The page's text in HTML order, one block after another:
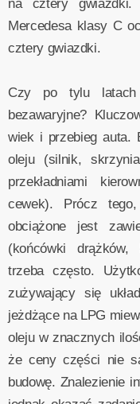
na cztery gwiazdki.
Mercedesa klasy C
cztery gwiazdki.
Czy po tylu
bezawaryjne?
wiek i przebieg auta.
oleju (silnik,
przekładniami
cewek). Prócz
obciążone jest
(końcówki drążków,
trzeba często.
zużywający się
jeżdżące na LPG
oleju w znacznych
że ceny części nie
budowę. Znalezienie